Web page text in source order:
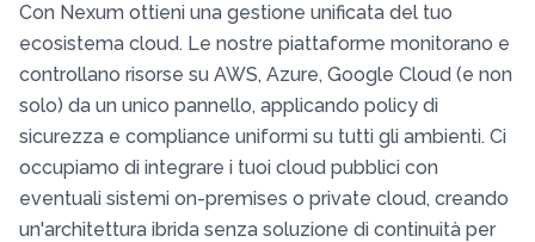
Con Nexum ottieni una gestione unificata del tuo
ecosistema cloud. Le nostre piattaforme monitorano e
controllano risorse su AWS, Azure, Google Cloud (e non
solo) da un unico pannello, applicando policy di
sicurezza e compliance uniformi su tutti gli ambienti. Ci
occupiamo di integrare i tuoi cloud pubblici con
eventuali sistemi on-premises o private cloud, creando
un'architettura ibrida senza soluzione di continuità per